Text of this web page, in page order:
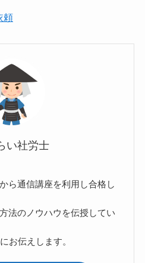
頼
い社労士
ら通信講座を利用し合格し
法のノウハウを伝授してい
お伝えします。